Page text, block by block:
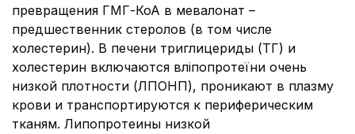
превращения ГМГ-КоА в мевалонат –
предшественник стеролов (в том числе
холестерин). В печени триглицериды (ТГ) и
холестерин включаются вліпопротеїни очень
низкой плотности (ЛПОНП), проникают в плазму
крови и транспортируются к периферическим
тканям. Липопротеины низкой